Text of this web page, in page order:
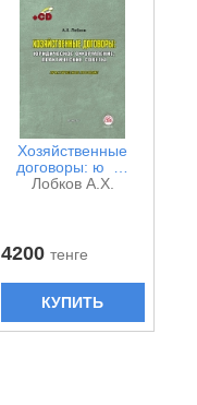
Хозяйственные
договоры: ю …
Лобков А.Х.
4200 тенге
КУПИТЬ